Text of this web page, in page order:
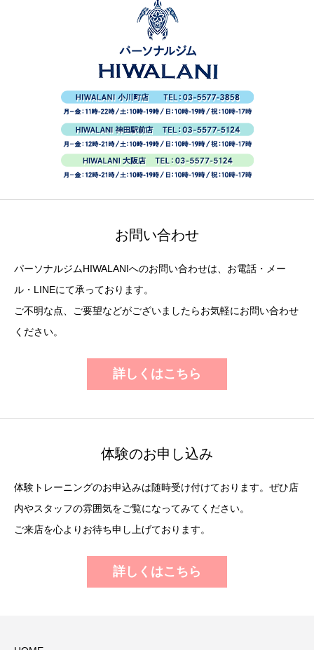
お問い合わせ
パーソナルジムHIWALANIへのお問い合わせは、お電話・メー
ル・LINEにて承っております。
ご不明な点、ご要望などがございましたらお気軽にお問い合わせ
ください。
詳しくはこちら
体験のお申し込み
体験トレーニングのお申込みは随時受け付けております。ぜひ店
内やスタッフの雰囲気をご覧になってみてください。
ご来店を心よりお待ち申し上げております。
詳しくはこちら